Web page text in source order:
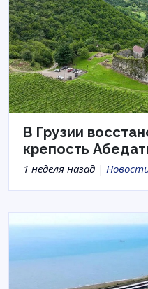
В Грузии
крепость
1 неделя назад |